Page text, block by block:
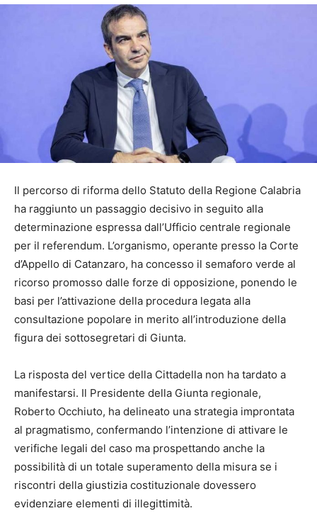
Il percorso di riforma dello Statuto della Regione Calabria
ha raggiunto un passaggio decisivo in seguito alla
determinazione espressa dall’Ufficio centrale regionale
per il referendum. L’organismo, operante presso la Corte
d’Appello di Catanzaro, ha concesso il semaforo verde al
ricorso promosso dalle forze di opposizione, ponendo le
basi per l’attivazione della procedura legata alla
consultazione popolare in merito all’introduzione della
figura dei sottosegretari di Giunta.
La risposta del vertice della Cittadella non ha tardato a
manifestarsi. Il Presidente della Giunta regionale,
Roberto Occhiuto, ha delineato una strategia improntata
al pragmatismo, confermando l’intenzione di attivare le
verifiche legali del caso ma prospettando anche la
possibilità di un totale superamento della misura se i
riscontri della giustizia costituzionale dovessero
evidenziare elementi di illegittimità.